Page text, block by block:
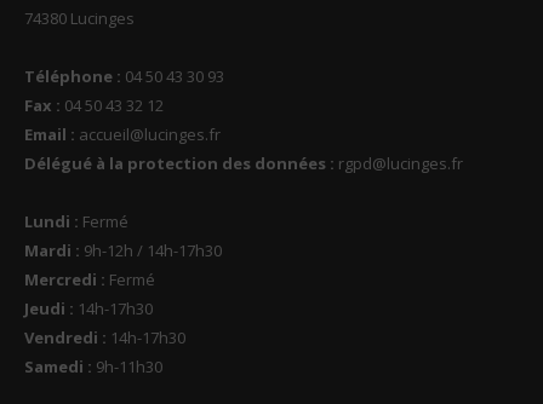
74380 Lucinges
Téléphone : 04 50 43 30 93
Fax : 04 50 43 32 12
Email : accueil@lucinges.fr
Délégué à la protection des données : rgpd@lucinges.fr
Lundi : Fermé
Mardi : 9h-12h / 14h-17h30
Mercredi : Fermé
Jeudi : 14h-17h30
Vendredi : 14h-17h30
Samedi : 9h-11h30